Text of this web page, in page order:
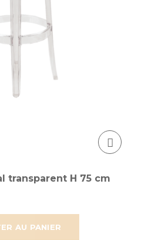
AU PANIER
transparent H 75 cm